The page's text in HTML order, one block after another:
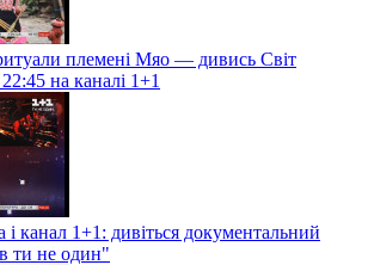
племені Мяо — дивись Світ
на каналі 1+1
і канал 1+1: дивіться документальний
ти не один"